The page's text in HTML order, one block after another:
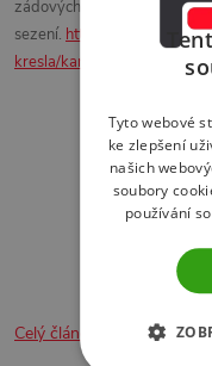
zádových svalů při
sezení. https://
kresla/kancelarska-zidle-
Celý článek
Tyto webové
ke zlepšení
našich
soubory
používání